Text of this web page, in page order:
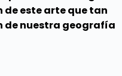
de este arte que tan
de nuestra geografía